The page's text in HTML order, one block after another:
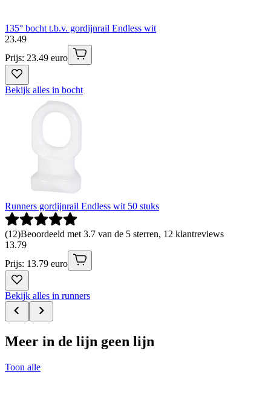
135° bocht t.b.v. gordijnrail Endless wit
23.49
Prijs: 23.49 euro
Bekijk alles in bocht
Runners gordijnrail Endless wit 50 stuks
(12)Beoordeeld met 3.7 van de 5 sterren, 12 klantreviews
13.79
Prijs: 13.79 euro
Bekijk alles in runners
Meer in de lijn geen lijn
Toon alle